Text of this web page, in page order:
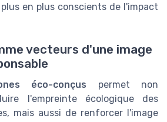
en plus conscients de l'impact
vecteurs d'une image
éco-conçus permet non
l'empreinte écologique des
mais aussi de renforcer l'image